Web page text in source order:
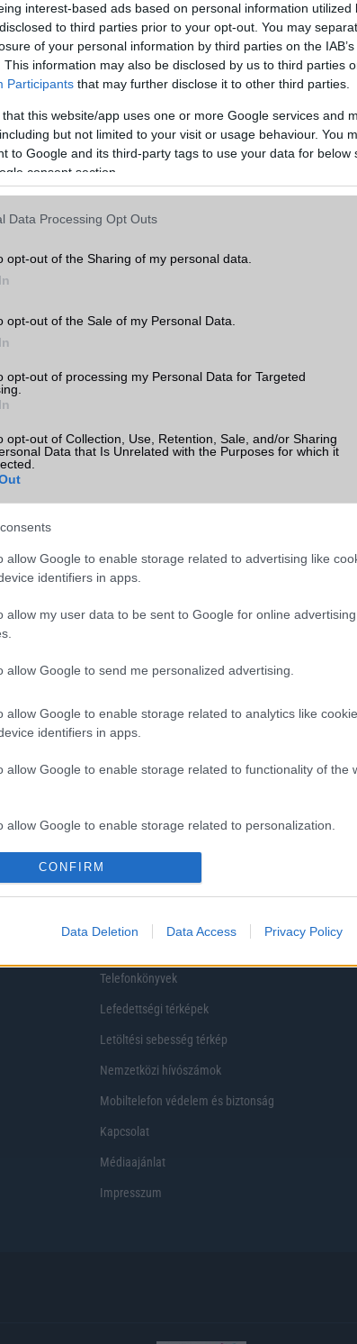
interest-based ads based on personal information utilized
to third parties prior to your opt-out. You may
of your personal information by third parties on the
This information may also be disclosed by us to third parties
Participants that may further disclose it to other third parties.
that this website/app uses one or more Google services and
but not limited to your visit or usage behaviour. You
to Google and its third-party tags to use your data for below
consent section.
Data Processing Opt Outs
opt-out of the Sharing of my personal data.
opt-out of the Sale of my Personal Data.
opt-out of processing my Personal Data for Targeted
opt-out of Collection, Use, Retention, Sale, and/or Sharing
Data that Is Unrelated with the Purposes for which it
allow Google to enable storage related to advertising like
identifiers in apps.
allow my user data to be sent to Google for online advertising
allow Google to send me personalized advertising.
allow Google to enable storage related to analytics like
identifiers in apps.
allow Google to enable storage related to functionality of the
allow Google to enable storage related to personalization.
allow Google to enable storage related to security, including
functionality and fraud prevention, and other user
CONFIRM
Data Deletion Data Access Privacy Policy
android apple bluetooth
telefon
gps gyorsan merülő akkumulátor hibrid ios iphone
kijelző kijelző méret külső memória Litium lte memória
processzor
wifi windows mobile windows phone
Árak
akciók
Tanácsdóguru
Wiki
Telefonkönyvek
Lefedettségi térképek
Letöltési sebesség térkép
Nemzetközi hívószámok
Mobiltelefon védelem és biztonság
Kapcsolat
Médiaajánlat
Impresszum